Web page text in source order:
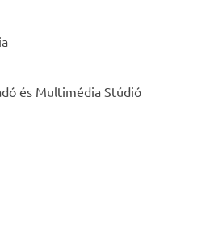
és Multimédia Stúdió